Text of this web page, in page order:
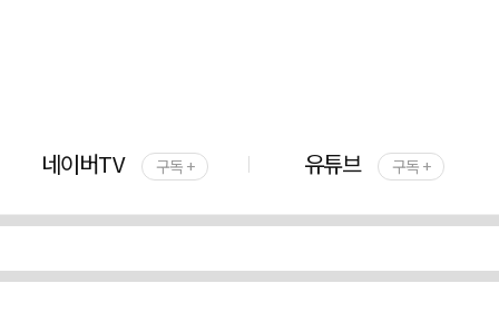
네이버TV 구독 + 유튜브 구독 +